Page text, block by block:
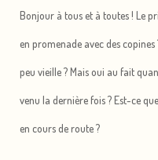
Bonjour à tous et à toutes ! Le
en promenade avec des
peu vieille ? Mais oui au fait
venu la dernière fois ? Est-ce
en cours de route ?